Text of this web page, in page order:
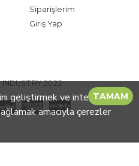
Siparişlerim
Giriş Yap
2022
TAMAM
geliştirmek ve internet
amacıyla çerezler